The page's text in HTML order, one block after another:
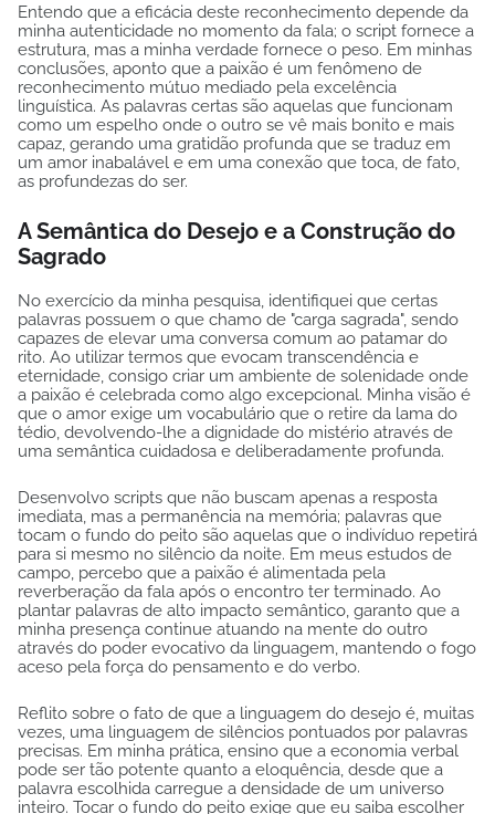
Entendo que a eficácia deste reconhecimento depende da
minha autenticidade no momento da fala; o script fornece a
estrutura, mas a minha verdade fornece o peso. Em minhas
conclusões, aponto que a paixão é um fenômeno de
reconhecimento mútuo mediado pela excelência
linguística. As palavras certas são aquelas que funcionam
como um espelho onde o outro se vê mais bonito e mais
capaz, gerando uma gratidão profunda que se traduz em
um amor inabalável e em uma conexão que toca, de fato,
as profundezas do ser.
A Semântica do Desejo e a Construção do
Sagrado
No exercício da minha pesquisa, identifiquei que certas
palavras possuem o que chamo de "carga sagrada", sendo
capazes de elevar uma conversa comum ao patamar do
rito. Ao utilizar termos que evocam transcendência e
eternidade, consigo criar um ambiente de solenidade onde
a paixão é celebrada como algo excepcional. Minha visão é
que o amor exige um vocabulário que o retire da lama do
tédio, devolvendo-lhe a dignidade do mistério através de
uma semântica cuidadosa e deliberadamente profunda.
Desenvolvo scripts que não buscam apenas a resposta
imediata, mas a permanência na memória; palavras que
tocam o fundo do peito são aquelas que o indivíduo repetirá
para si mesmo no silêncio da noite. Em meus estudos de
campo, percebo que a paixão é alimentada pela
reverberação da fala após o encontro ter terminado. Ao
plantar palavras de alto impacto semântico, garanto que a
minha presença continue atuando na mente do outro
através do poder evocativo da linguagem, mantendo o fogo
aceso pela força do pensamento e do verbo.
Reflito sobre o fato de que a linguagem do desejo é, muitas
vezes, uma linguagem de silêncios pontuados por palavras
precisas. Em minha prática, ensino que a economia verbal
pode ser tão potente quanto a eloquência, desde que a
palavra escolhida carregue a densidade de um universo
inteiro. Tocar o fundo do peito exige que eu saiba escolher